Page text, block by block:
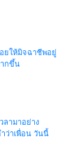
ยให้มิจฉาชีพอยู่
กขึ้น
ลามาอย่าง
ว่าเพื่อน วันนี้